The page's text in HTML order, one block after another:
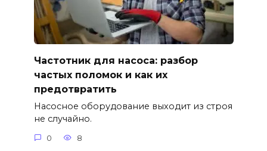
Частотник для насоса: разбор
частых поломок и как их
предотвратить
Насосное оборудование выходит из строя
не случайно.
0 8